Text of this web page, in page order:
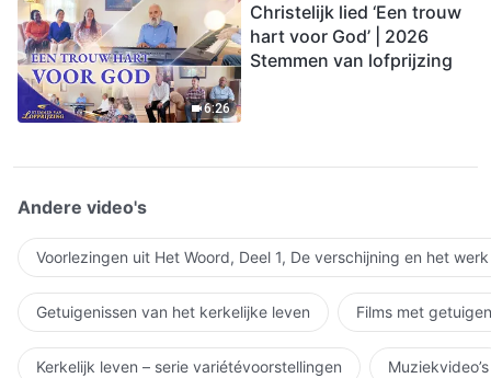
6:26
Christelijk lied ‘Een trouw
hart voor God’ | 2026
Stemmen van lofprijzing
Andere video's
Voorlezingen uit Het Woord, Deel 1, De verschijning en het
Getuigenissen van het kerkelijke leven Films met
Kerkelijk leven – serie variétévoorstellingen Muziekvideo’s